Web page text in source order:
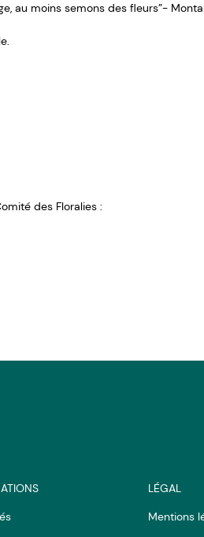
au moins semons des fleurs”-
des Floralies :
LÉGAL
Mentions